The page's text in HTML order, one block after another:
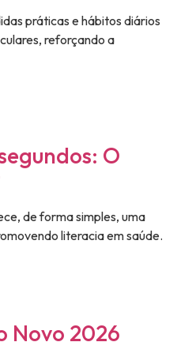
práticas e hábitos diários
reforçando a
O
de forma simples, uma
literacia em saúde.
Novo 2026